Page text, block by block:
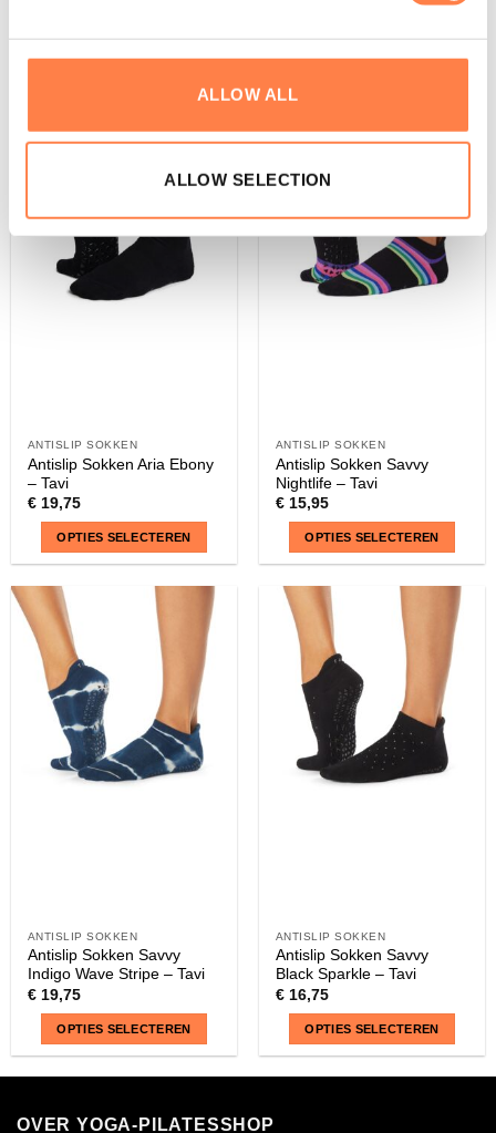
ALLOW ALL
ALLOW SELECTION
Andere suggesties…
ANTISLIP SOKKEN
Antislip Sokken Aria Ebony
– Tavi
€19,75
OPTIES SELECTEREN
product
heeft
meerdere
variaties.
Deze
optie
gekozen
worden
ANTISLIP SOKKEN
Antislip Sokken Savvy
Nightlife – Tavi
€15,95
OPTIES SELECTEREN
product
heeft
meerdere
variaties.
Deze
optie
gekozen
worden
ANTISLIP SOKKEN
Antislip Sokken Savvy
Indigo Wave Stripe – Tavi
€19,75
OPTIES SELECTEREN
ANTISLIP SOKKEN
Antislip Sokken Savvy
Black Sparkle – Tavi
€16,75
OPTIES SELECTEREN
OVER YOGA-PILATESSHOP